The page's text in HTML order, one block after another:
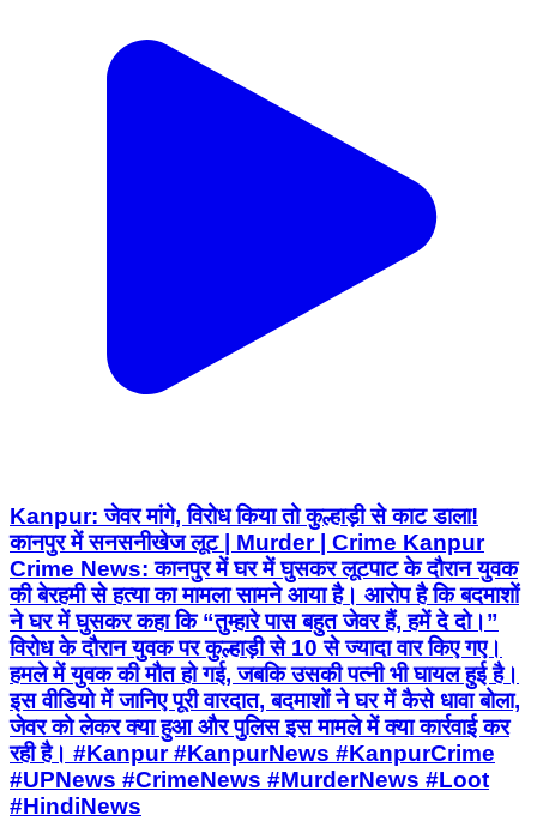
Kanpur: जेवर मांगे, विरोध किया तो कुल्हाड़ी से काट डाला!
कानपुर में सनसनीखेज लूट | Murder | Crime Kanpur
Crime News: कानपुर में घर में घुसकर लूटपाट के दौरान युवक
की बेरहमी से हत्या का मामला सामने आया है। आरोप है कि बदमाशों
ने घर में घुसकर कहा कि “तुम्हारे पास बहुत जेवर हैं, हमें दे दो।”
विरोध के दौरान युवक पर कुल्हाड़ी से 10 से ज्यादा वार किए गए।
हमले में युवक की मौत हो गई, जबकि उसकी पत्नी भी घायल हुई है।
इस वीडियो में जानिए पूरी वारदात, बदमाशों ने घर में कैसे धावा बोला,
जेवर को लेकर क्या हुआ और पुलिस इस मामले में क्या कार्रवाई कर
रही है। #Kanpur #KanpurNews #KanpurCrime
#UPNews #CrimeNews #MurderNews #Loot
#HindiNews